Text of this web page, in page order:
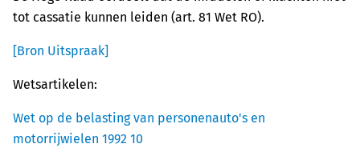
tot cassatie kunnen leiden (art. 81 Wet RO).
[Bron Uitspraak]
Wetsartikelen:
Wet op de belasting van personenauto's en
motorrijwielen 1992 10